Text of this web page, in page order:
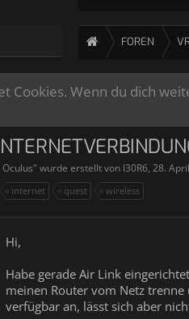
FOREN
Cookies. Wenn du dich
" wurde erstellt von I30R6, 28.
internet quest wireless
Hi,
Habe gerade Air Link
meinen Router vom Netz
verfügbar an, lässt sich aber